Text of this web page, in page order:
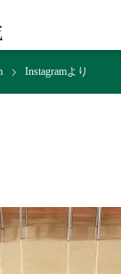
Instagramより